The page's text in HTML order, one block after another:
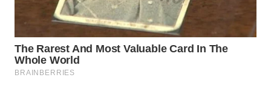
WAHANA
Wahana
Network